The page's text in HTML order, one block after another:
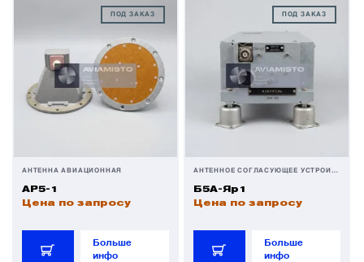
ПОД ЗАКАЗ
АНТЕННА АВИАЦИОННАЯ
АР5-1
Цена по запросу
Больше
инфо
ПОД ЗАКАЗ
АНТЕННОЕ СОГЛАСУЮЩЕЕ УСТРОЙСТВО
Б5А-Яр1
Цена по запросу
Больше
инфо
Приёмники температуры и давления
Приёмопередатчики
Реле и контакторы
Фары, лампы, маяки